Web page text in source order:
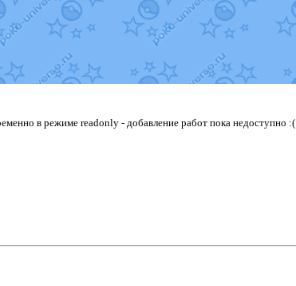
в режиме readonly - добавление работ пока недоступно :(